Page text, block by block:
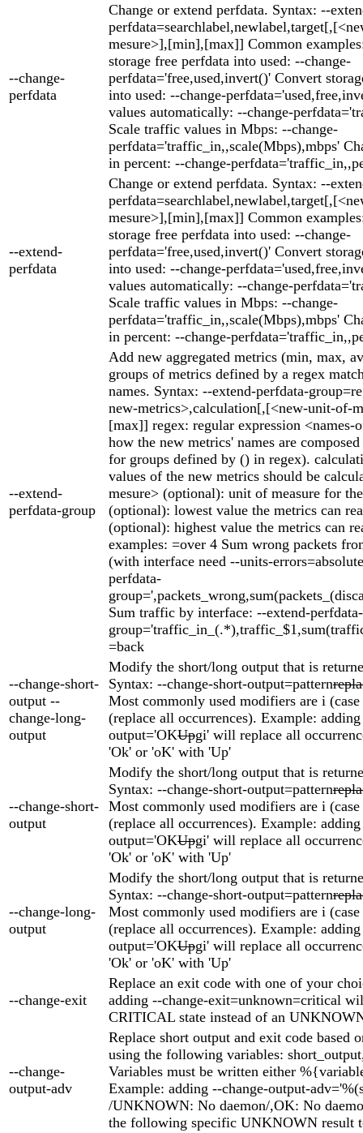
--change-
perfdata
Change or extend perfdata. Syntax: --
mesure>],[min],[max]] Common
storage free perfdata into used: --change-
perfdata='free,used,invert()' Convert
into used: --change-
values automatically: --change-
Scale traffic values in Mbps: --change-
perfdata='traffic_in,,scale(Mbps),mbps'
in percent: --change-
--extend-
perfdata
Change or extend perfdata. Syntax: --
mesure>],[min],[max]] Common
storage free perfdata into used: --change-
perfdata='free,used,invert()' Convert
into used: --change-
values automatically: --change-
Scale traffic values in Mbps: --change-
perfdata='traffic_in,,scale(Mbps),mbps'
in percent: --change-
--extend-
perfdata-group
Add new aggregated metrics (min, max,
groups of metrics defined by a regex
names. Syntax: --extend-perfdata-
new-metrics>,calculation[,[<new-unit-of-
[max]] regex: regular expression <names-
how the new metrics' names are
for groups defined by () in regex).
values of the new metrics should be
mesure> (optional): unit of measure for
(optional): lowest value the metrics can
(optional): highest value the metrics can
examples: =over 4 Sum wrong packets
(with interface need --units-
perfdata-
Sum traffic by interface: --extend-perfdata-
=back
--change-short-
output --
change-long-
output
Modify the short/long output that is
Syntax: --change-short-output=pattern
Most commonly used modifiers are i
(replace all occurrences). Example:
output='OKUpgi' will replace all
'Ok' or 'oK' with 'Up'
--change-short-
output
Modify the short/long output that is
Syntax: --change-short-output=pattern
Most commonly used modifiers are i
(replace all occurrences). Example:
output='OKUpgi' will replace all
'Ok' or 'oK' with 'Up'
--change-long-
output
Modify the short/long output that is
Syntax: --change-short-output=pattern
Most commonly used modifiers are i
(replace all occurrences). Example:
output='OKUpgi' will replace all
'Ok' or 'oK' with 'Up'
--change-exit
Replace an exit code with one of your
adding --change-exit=unknown=critical
CRITICAL state instead of an
--change-
output-adv
Replace short output and exit code based
using the following variables:
Variables must be written either
Example: adding --change-output-
/UNKNOWN: No daemon/,OK: No
the following specific UNKNOWN result